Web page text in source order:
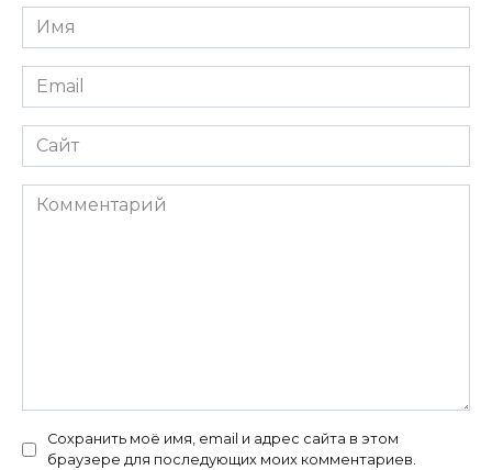
Имя
*
Email
*
Сайт
Комментарий
Сохранить моё имя, email и адрес сайта в этом
браузере для последующих моих комментариев.